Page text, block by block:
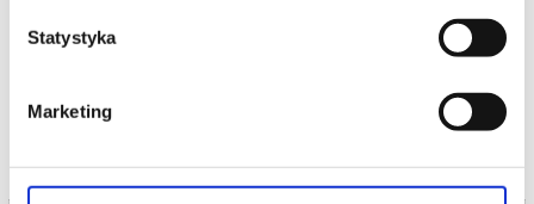
Statystyka
Marketing
Bezpieczne zakupy w Bilety24. W przypadku odwołania
wydarzenia, gwarantujemy automatyczny zwrot środków